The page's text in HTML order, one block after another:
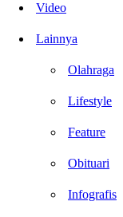
Video
Lainnya
Olahraga
Lifestyle
Feature
Obituari
Infografis